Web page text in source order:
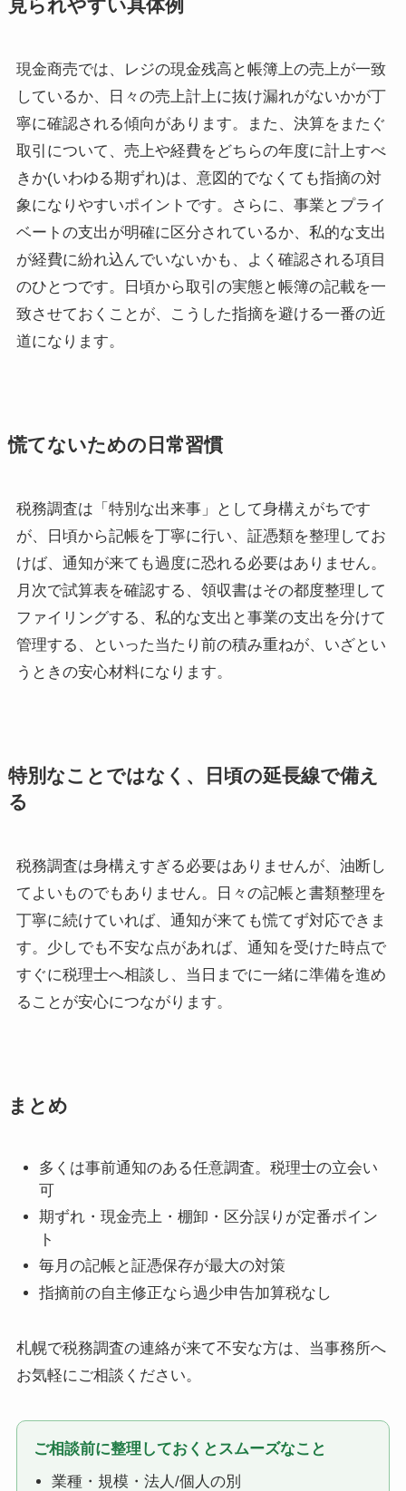
見られやすい具体例
現金商売では、レジの現金残高と帳簿上の売上が一致
しているか、日々の売上計上に抜け漏れがないかが丁
寧に確認される傾向があります。また、決算をまたぐ
取引について、売上や経費をどちらの年度に計上すべ
きか(いわゆる期ずれ)は、意図的でなくても指摘の対
象になりやすいポイントです。さらに、事業とプライ
ベートの支出が明確に区分されているか、私的な支出
が経費に紛れ込んでいないかも、よく確認される項目
のひとつです。日頃から取引の実態と帳簿の記載を一
致させておくことが、こうした指摘を避ける一番の近
道になります。
慌てないための日常習慣
税務調査は「特別な出来事」として身構えがちです
が、日頃から記帳を丁寧に行い、証憑類を整理してお
けば、通知が来ても過度に恐れる必要はありません。
月次で試算表を確認する、領収書はその都度整理して
ファイリングする、私的な支出と事業の支出を分けて
管理する、といった当たり前の積み重ねが、いざとい
うときの安心材料になります。
特別なことではなく、日頃の延長線で備え
る
税務調査は身構えすぎる必要はありませんが、油断し
てよいものでもありません。日々の記帳と書類整理を
丁寧に続けていれば、通知が来ても慌てず対応できま
す。少しでも不安な点があれば、通知を受けた時点で
すぐに税理士へ相談し、当日までに一緒に準備を進め
ることが安心につながります。
まとめ
多くは事前通知のある任意調査。税理士の立会い
可
期ずれ・現金売上・棚卸・区分誤りが定番ポイン
ト
毎月の記帳と証憑保存が最大の対策
指摘前の自主修正なら過少申告加算税なし
札幌で税務調査の連絡が来て不安な方は、当事務所へ
お気軽にご相談ください。
ご相談前に整理しておくとスムーズなこと
業種・規模・法人/個人の別